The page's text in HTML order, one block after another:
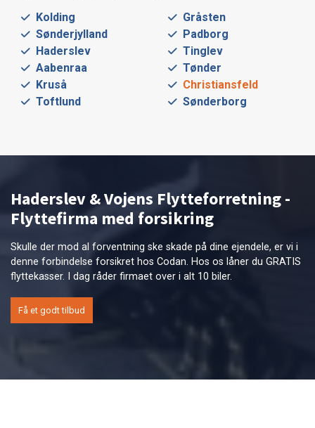
Kolding
Sønderjylland
Haderslev
Aabenraa
Kruså
Toftlund
Gråsten
Padborg
Tinglev
Tønder
Christiansfeld
Sønderborg
Haderslev & Vojens Flytteforretning -
Flyttefirma med forsikring
Skulle der mod al forventning ske skade på dine ejendele, er vi i
denne forbindelse forsikret hos Codan. Hos os låner du GRATIS
flyttekasser. I dag råder firmaet over i alt 10 biler.
Få et godt tilbud